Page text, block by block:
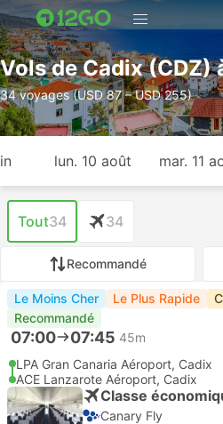
Vols de Cadix (CDZ)
34 voyages (USD 87 – USD 255)
lun. 10 août mar. 11
Tout34 34
Recommandé
Le Moins Cher Le Plus Rapide
Recommandé
07:00 07:45 45m
LPA Gran Canaria Aéroport, Cadix
ACE Lanzarote Aéroport, Cadix
Classe
Canary Fly